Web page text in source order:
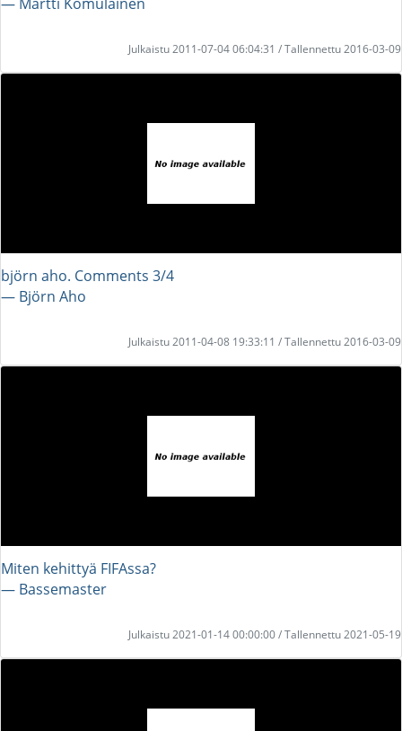
Julkaistu 2011-07-04 06:04:31 / Tallennettu 2016-03-09
björn aho. Comments 3/4
― Björn Aho
Julkaistu 2011-04-08 19:33:11 / Tallennettu 2016-03-09
Miten kehittyä FIFAssa?
― Bassemaster
Julkaistu 2021-01-14 00:00:00 / Tallennettu 2021-05-19